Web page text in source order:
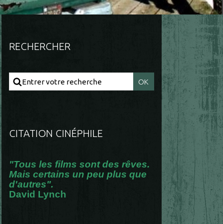
RECHERCHER
CITATION CINÉPHILE
"Tous les films sont des rêves.
Mais certains un peu plus que
d'autres".
David Lynch